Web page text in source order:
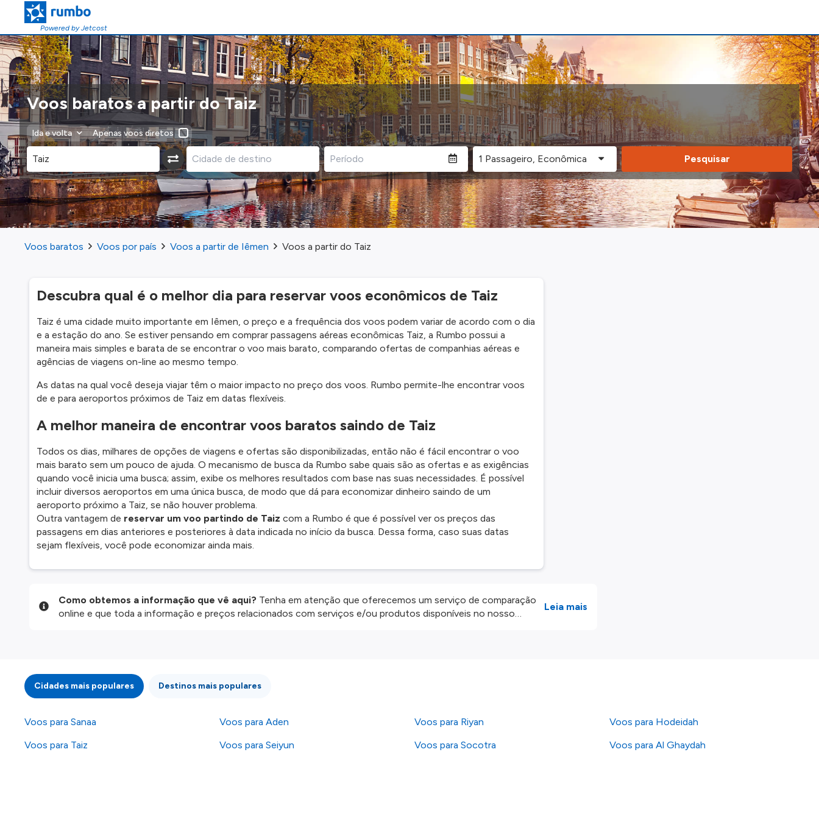
Powered by Jetcost
Voos baratos a partir do Taiz
Ida e volta Apenas voos diretos
Pesquisar
Voos baratos Voos por país Voos a partir de Iêmen Voos a partir do Taiz
Descubra qual é o melhor dia para reservar voos econômicos de Taiz
Taiz é uma cidade muito importante em Iêmen, o preço e a frequência dos voos podem variar de acordo com o dia
e a estação do ano. Se estiver pensando em comprar passagens aéreas econômicas Taiz, a Rumbo possui a
maneira mais simples e barata de se encontrar o voo mais barato, comparando ofertas de companhias aéreas e
agências de viagens on-line ao mesmo tempo.
As datas na qual você deseja viajar têm o maior impacto no preço dos voos. Rumbo permite-lhe encontrar voos
de e para aeroportos próximos de Taiz em datas flexíveis.
A melhor maneira de encontrar voos baratos saindo de Taiz
Todos os dias, milhares de opções de viagens e ofertas são disponibilizadas, então não é fácil encontrar o voo
mais barato sem um pouco de ajuda. O mecanismo de busca da Rumbo sabe quais são as ofertas e as exigências
quando você inicia uma busca; assim, exibe os melhores resultados com base nas suas necessidades. É possível
incluir diversos aeroportos em uma única busca, de modo que dá para economizar dinheiro saindo de um
aeroporto próximo a Taiz, se não houver problema.
Outra vantagem de reservar um voo partindo de Taiz com a Rumbo é que é possível ver os preços das
passagens em dias anteriores e posteriores à data indicada no início da busca. Dessa forma, caso suas datas
sejam flexíveis, você pode economizar ainda mais.
Como obtemos a informação que vê aqui? Tenha em atenção que oferecemos um serviço de comparação
online e que toda a informação e preços relacionados com serviços e/ou produtos disponíveis no nosso
Leia mais
Cidades mais populares Destinos mais populares
Voos para Sanaa Voos para Aden Voos para Riyan
Voos para Hodeidah
Voos para Taiz
Voos para Seiyun Voos para Socotra Voos para Al Ghaydah